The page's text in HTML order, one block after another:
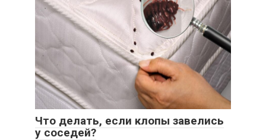
Что делать, если клопы завелись
у соседей?